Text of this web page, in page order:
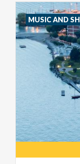
MUSIC AND